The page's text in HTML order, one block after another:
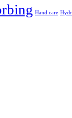
Hand care